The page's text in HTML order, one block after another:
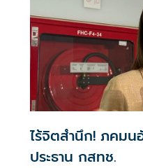
ไร้จิตสำนึก! ภคม
ประธาน กสทช.